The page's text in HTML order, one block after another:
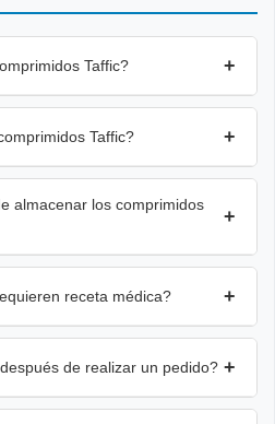
Taffic? +
Taffic? +
almacenar los comprimidos
+
receta médica? +
de realizar un pedido? +